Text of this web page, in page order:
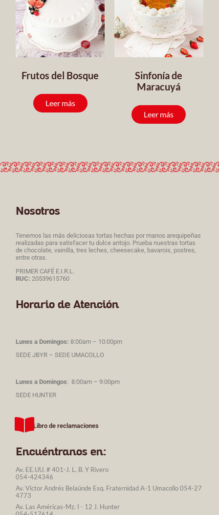
Frutos del Bosque
Leer más
Sinfonía de
Maracuyá
Leer más
Nosotros
Tenemos las más deliciosas tortas hechas por manos arequipeñas
realizadas para satisfacer tu dulce antojo. Prueba nuestras tortas
de chocolate, vainilla, tres leches, cheesecake, bavarois, postres,
entre otras.
PRIMER CAFÉ E.I.R.L.
RUC: 20539615760
Horario de Atención
Lunes a Domingos: 8:00am – 10:00pm
SEDE JBYR – SEDE UMACOLLO
Lunes a Domingos: 8:00am – 9:00pm
SEDE HUNTER
Libro de reclamaciones
Encuéntranos en:
Av. EE.UU. # 401-J. L. B. Y Rivero
054-424346
Av. Victor Andrés Belaúnde Esq. Fraternidad A-1 Umacollo 054-27
4773
Av. Las Américas-Mz. I - 12 J. Hunter